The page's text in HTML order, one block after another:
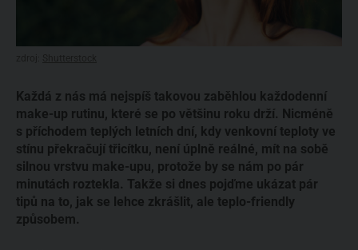
Každá z nás má nejspíš takovou zaběhlou každodenní
make-up rutinu, které se po většinu roku drží. Nicméně
s příchodem teplých letních dní, kdy venkovní teploty ve
stínu překračují třicítku, není úplně reálné, mít na sobě
silnou vrstvu make-upu, protože by se nám po pár
minutách roztekla. Takže si dnes pojďme ukázat pár
tipů na to, jak se lehce zkrášlit, ale teplo-friendly
způsobem.